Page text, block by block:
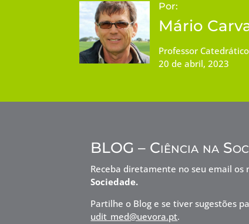
Por:
Mário
Professor
20 de abril, 2023
BLOG – Ciência na
Receba diretamente no seu email os
Sociedade.
Partilhe o Blog e se tiver sugestões
udit_med@uevora.pt.